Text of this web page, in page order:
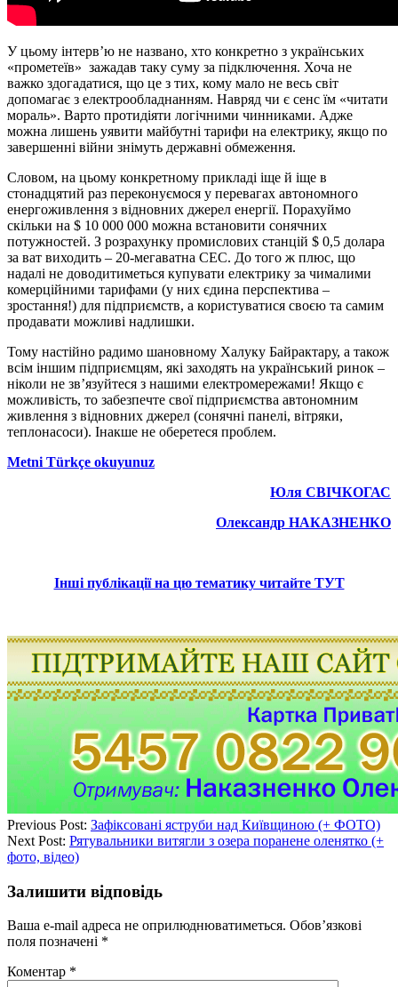
У цьому інтерв’ю не названо, хто конкретно з українських
«прометеїв» зажадав таку суму за підключення. Хоча не
важко здогадатися, що це з тих, кому мало не весь світ
допомагає з електрообладнанням. Навряд чи є сенс їм «читати
мораль». Варто протидіяти логічними чинниками. Адже
можна лишень уявити майбутні тарифи на електрику, якщо по
завершенні війни знімуть державні обмеження.
Словом, на цьому конкретному прикладі іще й іще в
стонадцятий раз переконуємося у перевагах автономного
енергоживлення з відновних джерел енергії. Порахуймо
скільки на $ 10 000 000 можна встановити сонячних
потужностей. З розрахунку промислових станцій $ 0,5 долара
за ват виходить – 20-мегаватна СЕС. До того ж плюс, що
надалі не доводитиметься купувати електрику за чималими
комерційними тарифами (у них єдина перспектива –
зростання!) для підприємств, а користуватися своєю та самим
продавати можливі надлишки.
Тому настійно радимо шановному Халуку Байрактару, а також
всім іншим підприємцям, які заходять на український ринок –
ніколи не зв’язуйтеся з нашими електромережами! Якщо є
можливість, то забезпечте свої підприємства автономним
живлення з відновних джерел (сонячні панелі, вітряки,
теплонасоси). Інакше не оберетеся проблем.
Metni Türkçe okuyunuz
Юля СВІЧКОГАС
Олександр НАКАЗНЕНКО
Інші публікації на цю тематику читайте ТУТ
Previous Post: Зафіксовані яструби над Київщиною (+ ФОТО)
Next Post: Рятувальники витягли з озера поранене оленятко (+
фото, відео)
Залишити відповідь
Ваша e-mail адреса не оприлюднюватиметься. Обов’язкові
поля позначені *
Коментар *